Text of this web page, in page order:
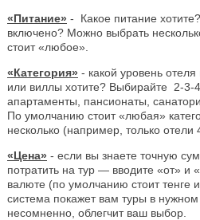
«Питание» - Какое питание
включено? Можно выбрать
стоит «любое».
«Категория» - какой уровень
или виллы хотите? Выбирайте 2-3-
апартаменты, пансионаты,
По умолчанию стоит «любая»
несколько (например, только отели
«Цена» - если вы знаете точную
потратить на тур — вводите «от» и
валюте (по умолчанию стоит тенге
система покажет вам туры в нужном
несомненно, облегчит ваш выбор.